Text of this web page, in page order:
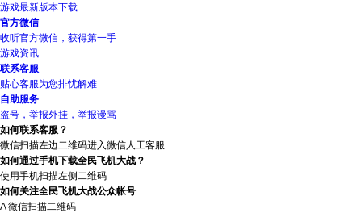
游戏最新版本下载
官方微信
收听官方微信，获得第一手
游戏资讯
联系客服
贴心客服为您排忧解难
自助服务
盗号，举报外挂，举报谩骂
如何联系客服？
微信扫描左边二维码进入微信人工客服
如何通过手机下载全民飞机大战？
使用手机扫描左侧二维码
如何关注全民飞机大战公众帐号
A 微信扫描二维码